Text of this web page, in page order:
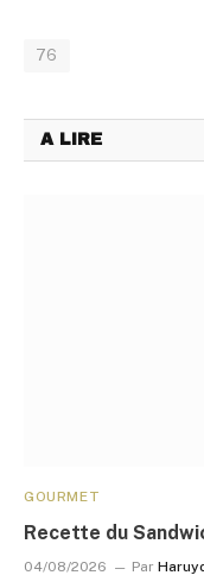
76
A LIRE
GOURMET
Recette du
04/08/2026 Par